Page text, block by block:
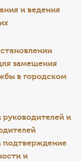
и ведения
замещения
в городском
и
подтверждение
и